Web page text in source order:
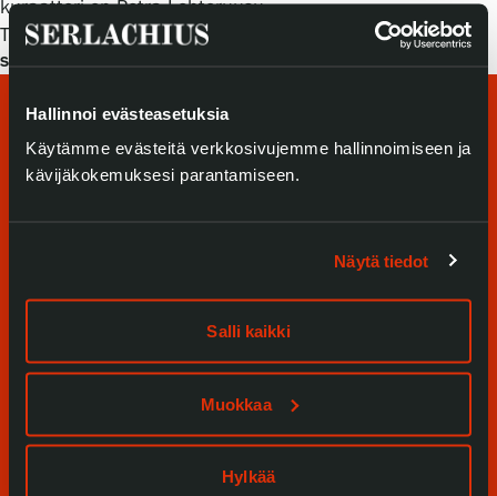
Hallinnoi evästeasetuksia
Käytämme evästeitä verkkosivujemme hallinnoimiseen ja
kävijäkokemuksesi parantamiseen.
Näytä tiedot
Salli kaikki
Muokkaa
Hylkää
kuraattori on Petra Lehtoruusu.
Teostiedot:Anna Estarriola,
, installaatio, 2023,
sekatekniikka. Kuva: Serlachius, Sampo Linkoneva
Tapahtumat
Palvelumme
Kokoelmat ja museo